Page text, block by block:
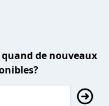
de nouveaux